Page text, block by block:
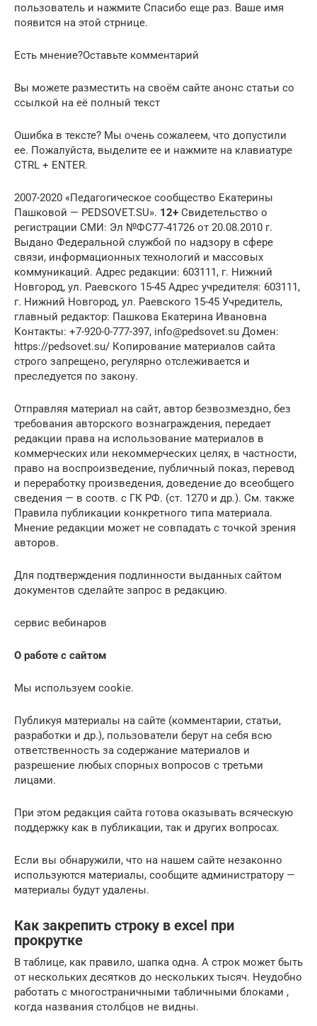
пользователь и нажмите Спасибо еще раз. Ваше имя
появится на этой стрнице.
Есть мнение?Оставьте комментарий
Вы можете разместить на своём сайте анонс статьи со
ссылкой на её полный текст
Ошибка в тексте? Мы очень сожалеем, что допустили
ее. Пожалуйста, выделите ее и нажмите на клавиатуре
CTRL + ENTER.
2007-2020 «Педагогическое сообщество Екатерины
Пашковой — PEDSOVET.SU». 12+ Свидетельство о
регистрации СМИ: Эл №ФС77-41726 от 20.08.2010 г.
Выдано Федеральной службой по надзору в сфере
связи, информационных технологий и массовых
коммуникаций. Адрес редакции: 603111, г. Нижний
Новгород, ул. Раевского 15-45 Адрес учредителя: 603111,
г. Нижний Новгород, ул. Раевского 15-45 Учредитель,
главный редактор: Пашкова Екатерина Ивановна
Контакты: +7-920-0-777-397, info@pedsovet.su Домен:
https://pedsovet.su/ Копирование материалов сайта
строго запрещено, регулярно отслеживается и
преследуется по закону.
Отправляя материал на сайт, автор безвозмездно, без
требования авторского вознаграждения, передает
редакции права на использование материалов в
коммерческих или некоммерческих целях, в частности,
право на воспроизведение, публичный показ, перевод
и переработку произведения, доведение до всеобщего
сведения — в соотв. с ГК РФ. (ст. 1270 и др.). См. также
Правила публикации конкретного типа материала.
Мнение редакции может не совпадать с точкой зрения
авторов.
Для подтверждения подлинности выданных сайтом
документов сделайте запрос в редакцию.
сервис вебинаров
О работе с сайтом
Мы используем cookie.
Публикуя материалы на сайте (комментарии, статьи,
разработки и др.), пользователи берут на себя всю
ответственность за содержание материалов и
разрешение любых спорных вопросов с третьми
лицами.
При этом редакция сайта готова оказывать всяческую
поддержку как в публикации, так и других вопросах.
Если вы обнаружили, что на нашем сайте незаконно
используются материалы, сообщите администратору —
материалы будут удалены.
Как закрепить строку в excel при
прокрутке
В таблице, как правило, шапка одна. А строк может быть
от нескольких десятков до нескольких тысяч. Неудобно
работать с многостраничными табличными блоками ,
когда названия столбцов не видны.